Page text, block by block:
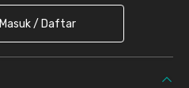
Masuk / Daftar